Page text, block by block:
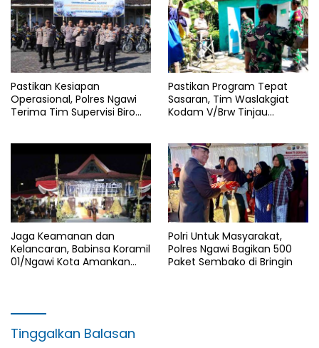
Pastikan Kesiapan
Operasional, Polres Ngawi
Terima Tim Supervisi Biro
Pastikan Program Tepat
Sasaran, Tim Waslakgiat
Kodam V/Brw Tinjau
Jaga Keamanan dan
Kelancaran, Babinsa Koramil
01/Ngawi Kota Amankan
Polri Untuk Masyarakat,
Polres Ngawi Bagikan 500
Paket Sembako di Bringin
Tinggalkan Balasan